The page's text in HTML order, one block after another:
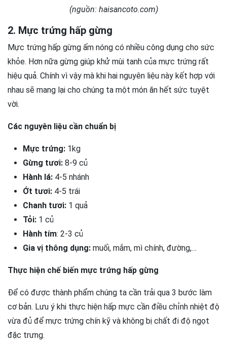
(nguồn: haisancoto.com)
2. Mực trứng hấp gừng
Mực trứng hấp gừng ấm nóng có nhiều công dụng cho sức
khỏe. Hơn nữa gừng giúp khử mùi tanh của mực trứng rất
hiệu quả. Chính vì vậy mà khi hai nguyên liệu này kết hợp với
nhau sẽ mang lại cho chúng ta một món ăn hết sức tuyệt
vời.
Các nguyên liệu cần chuẩn bị
Mực trứng: 1kg
Gừng tươi: 8-9 củ
Hành lá: 4-5 nhánh
Ớt tươi: 4-5 trái
Chanh tươi: 1 quả
Tỏi: 1 củ
Hành tím: 2-3 củ
Gia vị thông dụng: muối, mắm, mì chính, đường,…
Thực hiện chế biến mực trứng hấp gừng
Để có được thành phẩm chúng ta cần trải qua 3 bước làm
cơ bản. Lưu ý khi thực hiện hấp mực cần điều chỉnh nhiệt độ
vừa đủ để mực trứng chín kỹ và không bị chất đi độ ngọt
đặc trưng.